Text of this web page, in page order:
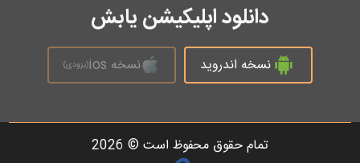
دانلود اپلیکیشن یابش
نسخه اندروید نسخه ios (بزودی)
تمام حقوق محفوظ است © 2026